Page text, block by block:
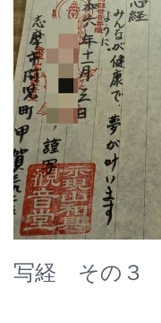
写経 その３